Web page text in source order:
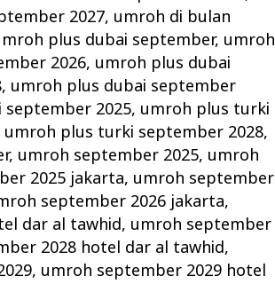
2027, umroh di bulan
plus dubai september, umroh
2026, umroh plus dubai
, umroh plus dubai september
2025, umroh plus turki
umroh plus turki september 2028,
, umroh september 2025, umroh
2025 jakarta, umroh september
september 2026 jakarta,
dar al tawhid, umroh september
2028 hotel dar al tawhid,
, umroh september 2029 hotel